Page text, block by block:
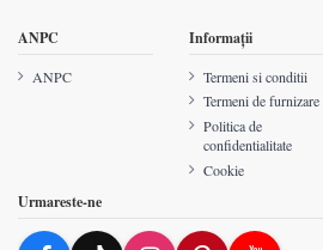
ANPC
ANPC
Informații
Termeni si conditii
Termeni de furnizare
Politica de
confidentialitate
Cookie
Urmareste-ne